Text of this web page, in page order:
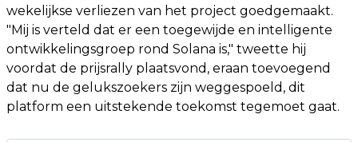
wekelijkse verliezen van het project goedgemaakt.
"Mij is verteld dat er een toegewijde en intelligente
ontwikkelingsgroep rond Solana is," tweette hij
voordat de prijsrally plaatsvond, eraan toevoegend
dat nu de gelukszoekers zijn weggespoeld, dit
platform een uitstekende toekomst tegemoet gaat.